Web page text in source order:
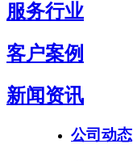
服务行业
客户案例
新闻资讯
公司动态